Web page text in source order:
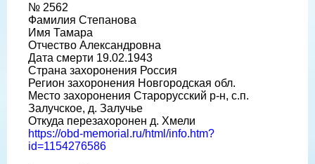
№ 2562
Фамилия Степанова
Имя Тамара
Отчество Александровна
Дата смерти 19.02.1943
Страна захоронения Россия
Регион захоронения Новгородская обл.
Место захоронения Старорусский р-н, с.п.
Залучское, д. Залучье
Откуда перезахоронен д. Хмели
https://obd-memorial.ru/html/info.htm?
id=1154276586